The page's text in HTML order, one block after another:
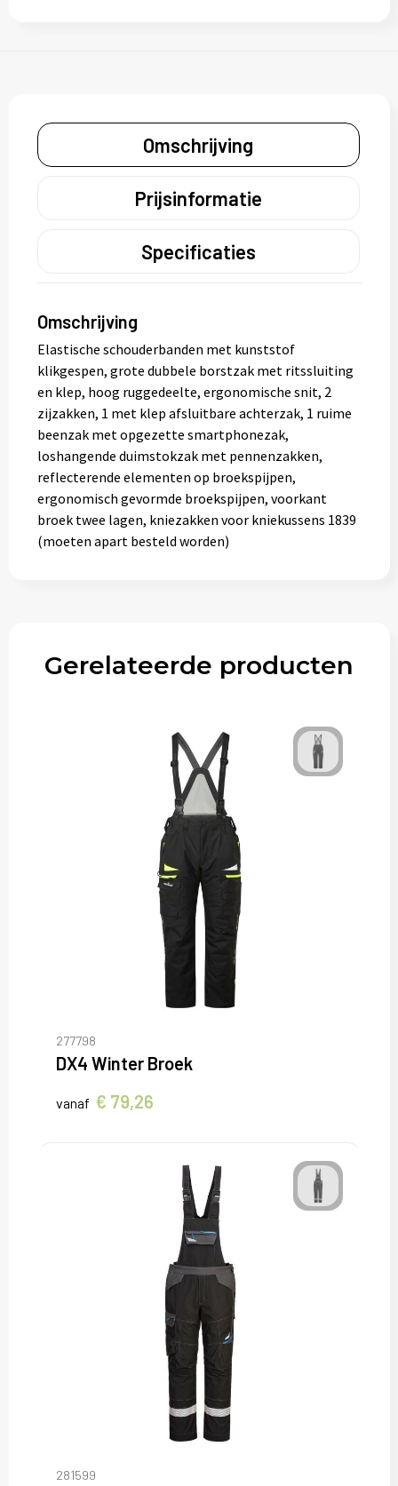
Omschrijving
Prijsinformatie
Specificaties
Omschrijving
Elastische schouderbanden met kunststof
klikgespen, grote dubbele borstzak met ritssluiting
en klep, hoog ruggedeelte, ergonomische snit, 2
zijzakken, 1 met klep afsluitbare achterzak, 1 ruime
beenzak met opgezette smartphonezak,
loshangende duimstokzak met pennenzakken,
reflecterende elementen op broekspijpen,
ergonomisch gevormde broekspijpen, voorkant
broek twee lagen, kniezakken voor kniekussens 1839
(moeten apart besteld worden)
Gerelateerde producten
277798
DX4 Winter Broek
vanaf € 79,26
281599